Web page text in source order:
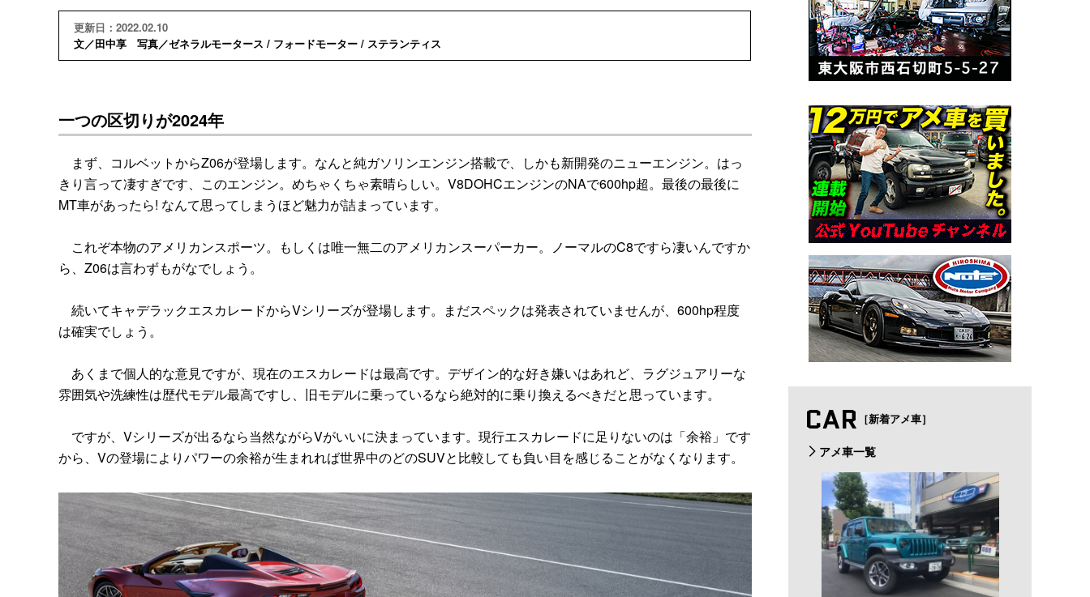
更新日：2022.02.10
文／田中享 写真／ゼネラルモータース / フォードモーター / ステランティス
一つの区切りが2024年
まず、コルベットからZ06が登場します。なんと純ガソリンエンジン搭載で、しかも新開発のニューエンジン。はっ
きり言って凄すぎです、このエンジン。めちゃくちゃ素晴らしい。V8DOHCエンジンのNAで600hp超。最後の最後に
MT車があったら! なんて思ってしまうほど魅力が詰まっています。
これぞ本物のアメリカンスポーツ。もしくは唯一無二のアメリカンスーパーカー。ノーマルのC8ですら凄いんですか
ら、Z06は言わずもがなでしょう。
続いてキャデラックエスカレードからVシリーズが登場します。まだスペックは発表されていませんが、600hp程度
は確実でしょう。
あくまで個人的な意見ですが、現在のエスカレードは最高です。デザイン的な好き嫌いはあれど、ラグジュアリーな
雰囲気や洗練性は歴代モデル最高ですし、旧モデルに乗っているなら絶対的に乗り換えるべきだと思っています。
ですが、Vシリーズが出るなら当然ながらVがいいに決まっています。現行エスカレードに足りないのは「余裕」です
から、Vの登場によりパワーの余裕が生まれれば世界中のどのSUVと比較しても負い目を感じることがなくなります。
CAR ［新着アメ車］
アメ車一覧